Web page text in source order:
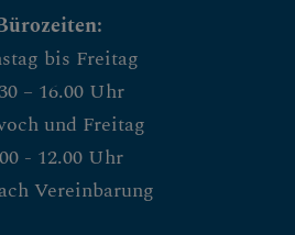
bis Freitag
– 16.00 Uhr
und Freitag
- 12.00 Uhr
Vereinbarung